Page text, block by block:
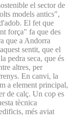
el sector de
models antics",
El fet que
força" fa que des
que a Andorra
sentit, que el
pedra seca, que és
altres, per
En canvi, la
a element principal,
de calç. Un cop es
tècnica
més aviat